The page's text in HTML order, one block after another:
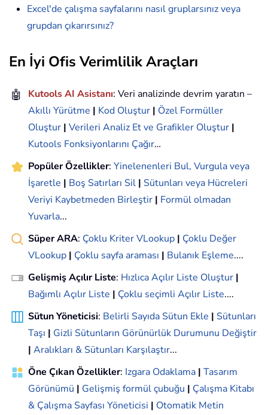
Excel'de çalışma sayfalarını nasıl gruplarsınız veya
grupdan çıkarırsınız?
En İyi Ofis Verimlilik Araçları
🤖 Kutools AI Asistanı: Veri analizinde devrim yaratın –
Akıllı Yürütme | Kod Oluştur | Özel Formüller
Oluştur | Verileri Analiz Et ve Grafikler Oluştur |
Kutools Fonksiyonlarını Çağır…
Popüler Özellikler: Yinelenenleri Bul, Vurgula veya
İşaretle | Boş Satırları Sil | Sütunları veya Hücreleri
Veriyi Kaybetmeden Birleştir | Formül olmadan
Yuvarla...
Süper ARA: Çoklu Kriter VLookup | Çoklu Değer
VLookup | Çoklu sayfa araması | Bulanık Eşleme....
Gelişmiş Açılır Liste: Hızlıca Açılır Liste Oluştur |
Bağımlı Açılır Liste | Çoklu seçimli Açılır Liste....
Sütun Yöneticisi: Belirli Sayıda Sütun Ekle | Sütunları
Taşı | Gizli Sütunların Görünürlük Durumunu Değiştir
| Aralıkları & Sütunları Karşılaştır...
Öne Çıkan Özellikler: Izgara Odaklama | Tasarım
Görünümü | Gelişmiş formül çubuğu | Çalışma Kitabı
& Çalışma Sayfası Yöneticisi | Otomatik Metin